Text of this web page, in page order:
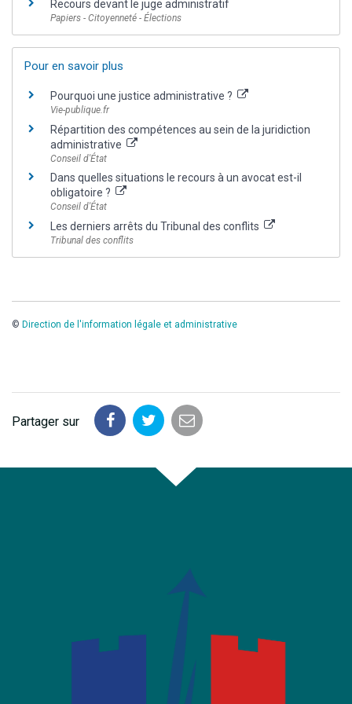
Recours devant le juge administratif
Papiers - Citoyenneté - Élections
Pour en savoir plus
Pourquoi une justice administrative ?
Vie-publique.fr
Répartition des compétences au sein de la juridiction
administrative
Conseil d'État
Dans quelles situations le recours à un avocat est-il
obligatoire ?
Conseil d'État
Les derniers arrêts du Tribunal des conflits
Tribunal des conflits
© Direction de l'information légale et administrative
Partager sur
Partager
Facebook
Partager
Twitter
Partager
email